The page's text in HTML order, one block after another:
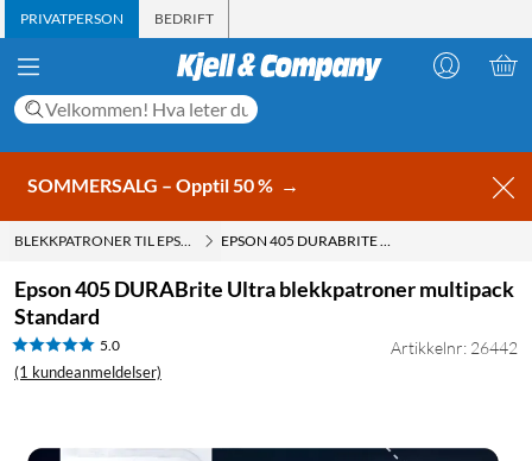
PRIVATPERSON BEDRIFT
SOMMERSALG – Opptil 50 % →
BLEKKPATRONER TIL EPSON EPSON 405 DURABRITE ULTRA BLEKKPATRONER MULTIPACK STANDARD
Epson 405 DURABrite Ultra blekkpatroner multipack
Standard
5.0
(1 kundeanmeldelser)
Artikkelnr: 26442